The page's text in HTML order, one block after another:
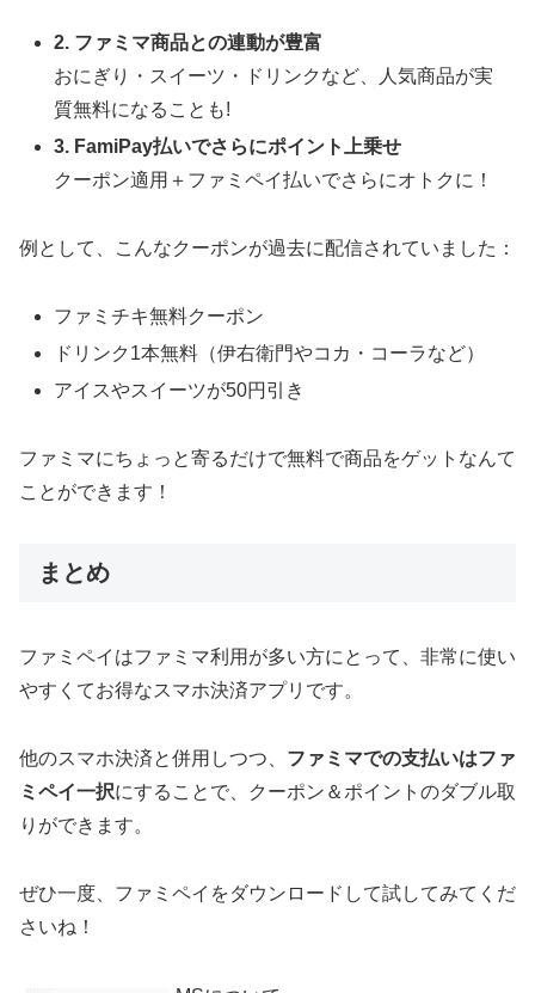
2. ファミマ商品との連動が豊富
おにぎり・スイーツ・ドリンクなど、人気商品が実
質無料になることも!
3. FamiPay払いでさらにポイント上乗せ
クーポン適用＋ファミペイ払いでさらにオトクに！
例として、こんなクーポンが過去に配信されていました：
ファミチキ無料クーポン
ドリンク1本無料（伊右衛門やコカ・コーラなど）
アイスやスイーツが50円引き
ファミマにちょっと寄るだけで無料で商品をゲットなんて
ことができます！
まとめ
ファミペイはファミマ利用が多い方にとって、非常に使い
やすくてお得なスマホ決済アプリです。
他のスマホ決済と併用しつつ、 ファミマでの支払いはファ
ミペイ一択にすることで、クーポン＆ポイントのダブル取
りができます。
ぜひ一度、ファミペイをダウンロードして試してみてくだ
さいね！